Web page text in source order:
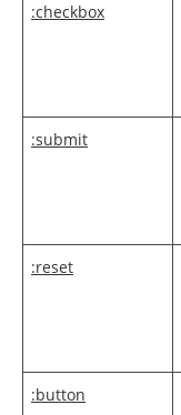
:checkbox
:submit
:reset
:button